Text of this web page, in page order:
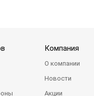
Компания
О компании
Новости
Акции